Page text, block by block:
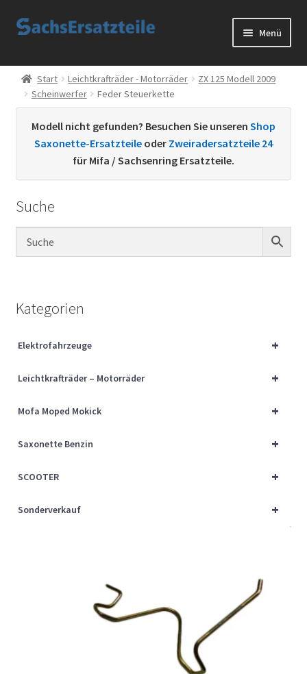
Zur
Zum
Menü
Start
AGB
Datenschutzerklärung
Kontakt
Sachs Ersatzteile
Über uns
Start Leichtkrafträder - Motorräder
ZX 125 Modell 2009
Scheinwerfer
Feder Steuerkette
Modell nicht gefunden? Besuchen Sie unseren Shop
Saxonette-Ersatzteile oder Zweiradersatzteile 24
für Mifa / Sachsenring Ersatzteile.
Suche
Kategorien
+
Elektrofahrzeuge
+
Leichtkrafträder – Motorräder
+
Mofa Moped Mokick
+
Saxonette Benzin
+
SCOOTER
+
Sonderverkauf